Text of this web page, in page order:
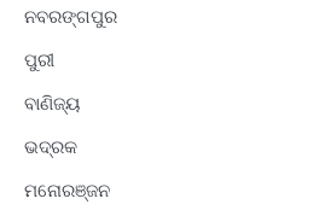
ନବରଙ୍ଗପୁର
ପୁରୀ
ବାଣିଜ୍ୟ
ଭଦ୍ରକ
ମନୋରଞ୍ଜନ